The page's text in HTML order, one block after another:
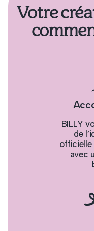
Votre
BILLY
de
officielle
avec